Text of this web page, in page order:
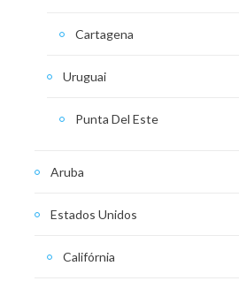
Cartagena
Uruguai
Punta Del Este
Aruba
Estados Unidos
Califórnia